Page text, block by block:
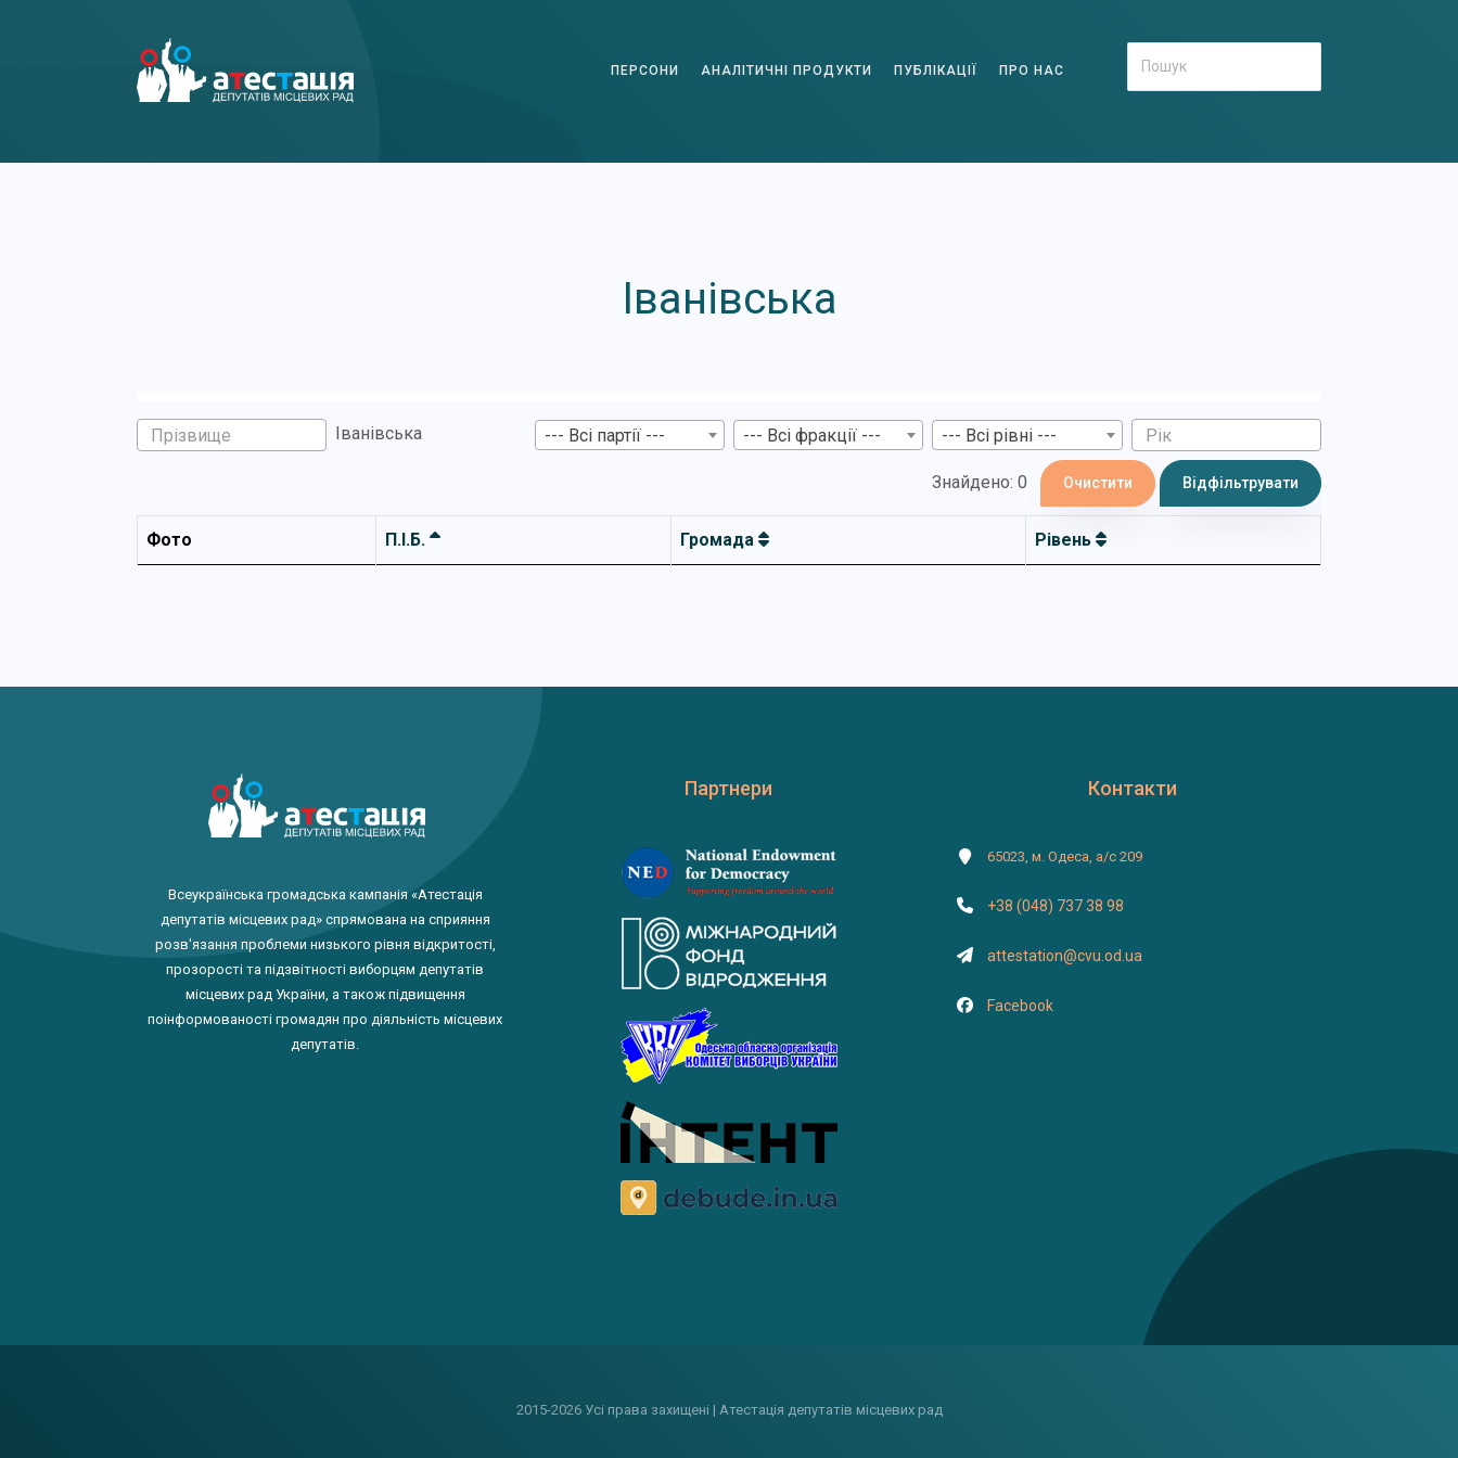
ПЕРСОНИ АНАЛІТИЧНІ ПРОДУКТИ ПУБЛІКАЦІЇ ПРО НАС
Іванівська
Іванівська --- Всі партії --- --- Всі фракції --- --- Всі рівні ---
Знайдено: 0 Очистити Відфільтрувати
Фото П.І.Б. Громада Рівень
Всеукраїнська громадська кампанія «Атестація
депутатів місцевих рад» спрямована на сприяння
розв'язання проблеми низького рівня відкритості,
прозорості та підзвітності виборцям депутатів
місцевих рад України, а також підвищення
поінформованості громадян про діяльність місцевих
депутатів.
Партнери Контакти
65023, м. Одеса, а/с 209
+38 (048) 737 38 98
attestation@cvu.od.ua
Facebook
2015-2026 Усі права захищені | Атестація депутатів місцевих рад